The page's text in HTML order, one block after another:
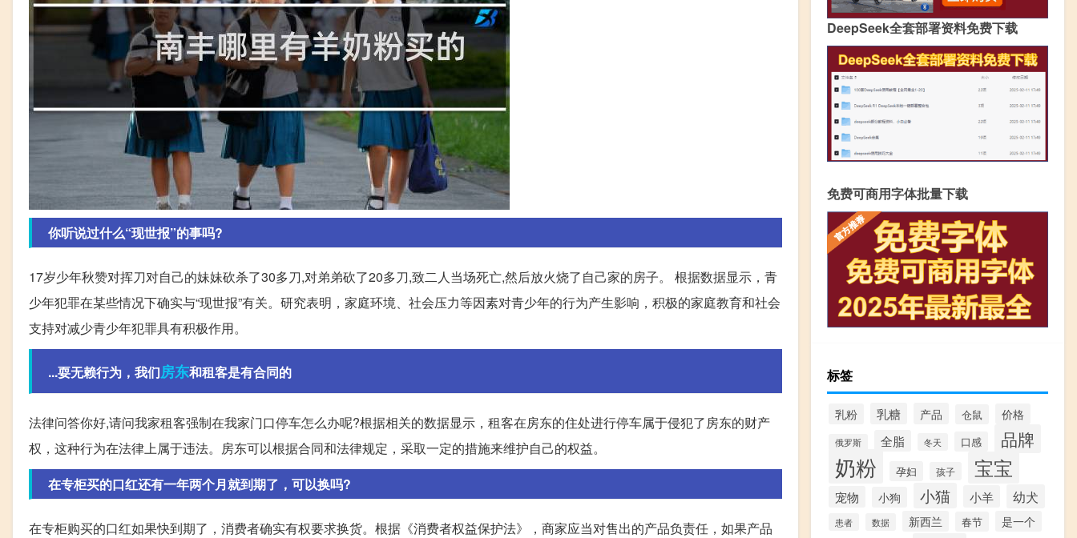
你听说过什么“现世报”的事吗?
17岁少年秋赞对挥刀对自己的妹妹砍杀了30多刀,对弟弟砍了20多刀,致二人当场死亡,然后放火烧了自己家的房子。 根据数据显示，青
少年犯罪在某些情况下确实与“现世报”有关。研究表明，家庭环境、社会压力等因素对青少年的行为产生影响，积极的家庭教育和社会
支持对减少青少年犯罪具有积极作用。
...耍无赖行为，我们房东和租客是有合同的
法律问答你好,请问我家租客强制在我家门口停车怎么办呢?根据相关的数据显示，租客在房东的住处进行停车属于侵犯了房东的财产
权，这种行为在法律上属于违法。房东可以根据合同和法律规定，采取一定的措施来维护自己的权益。
在专柜买的口红还有一年两个月就到期了，可以换吗?
在专柜购买的口红如果快到期了，消费者确实有权要求换货。根据《消费者权益保护法》，商家应当对售出的产品负责任，如果产品
DeepSeek全套部署资料免费下载
免费可商用字体批量下载
标签
乳粉 乳糖 产品 仓鼠 价格
俄罗斯 全脂 冬天 口感 品牌
奶粉 孕妇 孩子 宝宝
宠物 小狗 小猫 小羊 幼犬
患者 数据 新西兰 春节 是一个